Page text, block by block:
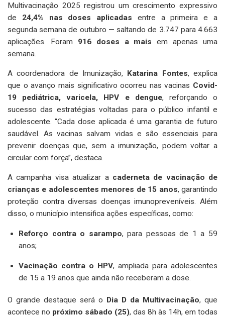
Multivacinação 2025 registrou um crescimento expressivo
de 24,4% nas doses aplicadas entre a primeira e a
segunda semana de outubro — saltando de 3.747 para 4.663
aplicações. Foram 916 doses a mais em apenas uma
semana.
A coordenadora de Imunização, Katarina Fontes, explica
que o avanço mais significativo ocorreu nas vacinas Covid-
19 pediátrica, varicela, HPV e dengue, reforçando o
sucesso das estratégias voltadas para o público infantil e
adolescente. “Cada dose aplicada é uma garantia de futuro
saudável. As vacinas salvam vidas e são essenciais para
prevenir doenças que, sem a imunização, podem voltar a
circular com força”, destaca.
A campanha visa atualizar a caderneta de vacinação de
crianças e adolescentes menores de 15 anos, garantindo
proteção contra diversas doenças imunopreveníveis. Além
disso, o município intensifica ações específicas, como:
Reforço contra o sarampo, para pessoas de 1 a 59
anos;
Vacinação contra o HPV, ampliada para adolescentes
de 15 a 19 anos que ainda não receberam a dose.
O grande destaque será o Dia D da Multivacinação, que
acontece no próximo sábado (25), das 8h às 14h, em todas